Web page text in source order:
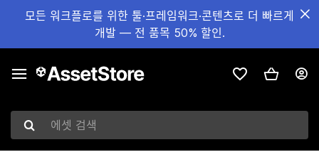
모든 워크플로를 위한 툴·프레임워크·콘텐츠로 더 빠르게
개발 — 전 품목 50% 할인.
에셋 검색